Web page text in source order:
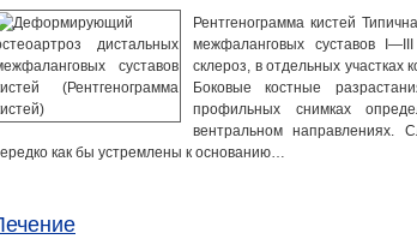
Рентгенограмма кистей
межфаланговых суставов
склероз, в отдельных участках
Боковые костные
профильных снимках
вентральном направлениях.
как бы устремлены к основанию…